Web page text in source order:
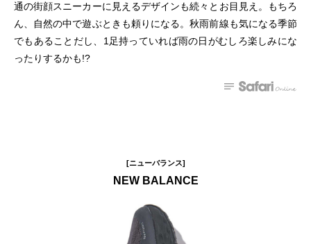
通の街顔スニーカーに見えるデザインも続々とお目見え。もちろ
ん、自然の中で遊ぶときも頼りになる。秋雨前線も気になる季節
でもあることだし、1足持っていれば雨の日がむしろ楽しみにな
ったりするかも!?
[ニューバランス]
NEW BALANCE